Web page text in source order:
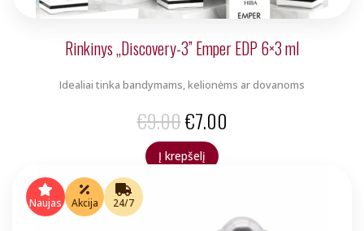
Rinkinys „Discovery-3” Emper EDP 6×3 ml
Idealiai tinka bandymams, kelionėms ar dovanoms
€9.00Original
price
€7.00
Į krepšelį
Naujas Akcija 24/7